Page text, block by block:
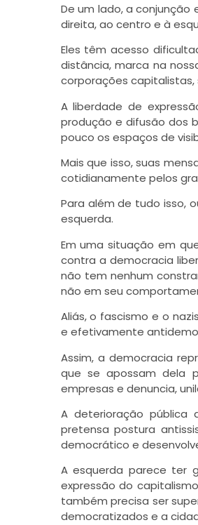
De um lado, a conjunção
direita, ao centro e à
Eles têm acesso
distância, marca na
corporações
A liberdade de
produção e difusão dos
pouco os espaços de
Mais que isso, suas
cotidianamente pelos
Para além de tudo isso,
esquerda.
Em uma situação em
contra a democracia
não tem nenhum
não em seu
Aliás, o fascismo e o
e efetivamente
Assim, a democracia
que se apossam dela
empresas e denuncia,
A deterioração pública
pretensa postura
democrático e
A esquerda parece ter
expressão do
também precisa ser
democratizados e a